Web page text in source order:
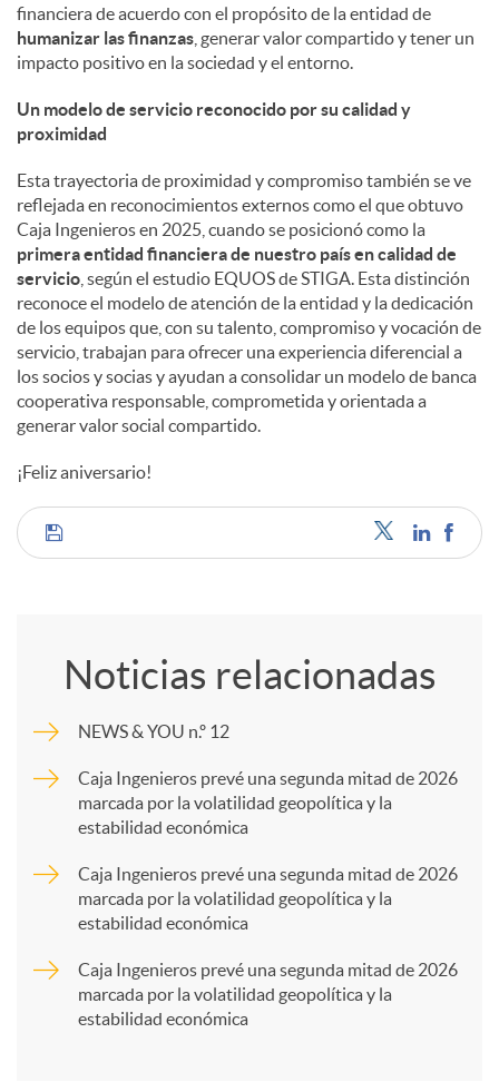
financiera de acuerdo con el propósito de la entidad de
humanizar las finanzas , generar valor compartido y tener un
impacto positivo en la sociedad y el entorno.
Un modelo de servicio reconocido por su calidad y
proximidad
Esta trayectoria de proximidad y compromiso también se ve
reflejada en reconocimientos externos como el que obtuvo
Caja Ingenieros en 2025, cuando se posicionó como la
primera entidad financiera de nuestro país en calidad de
servicio , según el estudio EQUOS de STIGA. Esta distinción
reconoce el modelo de atención de la entidad y la dedicación
de los equipos que, con su talento, compromiso y vocación de
servicio, trabajan para ofrecer una experiencia diferencial a
los socios y socias y ayudan a consolidar un modelo de banca
cooperativa responsable, comprometida y orientada a
generar valor social compartido.
¡Feliz aniversario!
C
p
Noticias relacionadas
NEWS & YOU n.º 12
Caja Ingenieros prevé una segunda mitad de 2026
marcada por la volatilidad geopolítica y la
estabilidad económica
Caja Ingenieros prevé una segunda mitad de 2026
marcada por la volatilidad geopolítica y la
estabilidad económica
Caja Ingenieros prevé una segunda mitad de 2026
marcada por la volatilidad geopolítica y la
estabilidad económica